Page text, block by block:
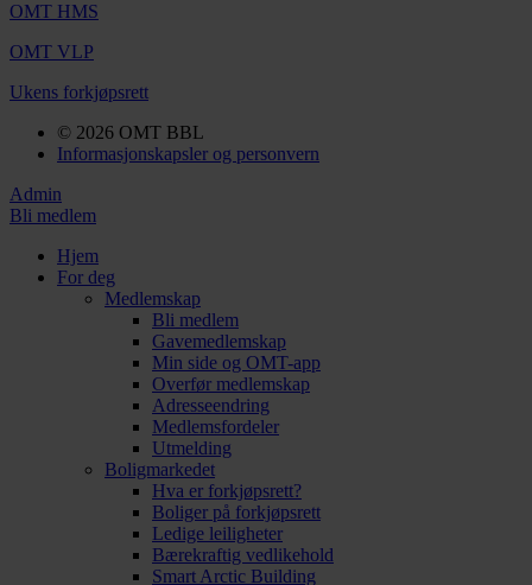
OMT HMS
OMT VLP
Ukens forkjøpsrett
© 2026 OMT BBL
Informasjonskapsler og personvern
Admin
Bli medlem
Hjem
For deg
Medlemskap
Bli medlem
Gavemedlemskap
Min side og OMT-app
Overfør medlemskap
Adresseendring
Medlemsfordeler
Utmelding
Boligmarkedet
Hva er forkjøpsrett?
Boliger på forkjøpsrett
Ledige leiligheter
Bærekraftig vedlikehold
Smart Arctic Building